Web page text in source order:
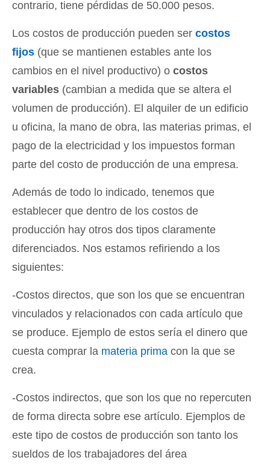
contrario, tiene pérdidas de 50.000 pesos.
Los costos de producción pueden ser costos
fijos (que se mantienen estables ante los
cambios en el nivel productivo) o costos
variables (cambian a medida que se altera el
volumen de producción). El alquiler de un edificio
u oficina, la mano de obra, las materias primas, el
pago de la electricidad y los impuestos forman
parte del costo de producción de una empresa.
Además de todo lo indicado, tenemos que
establecer que dentro de los costos de
producción hay otros dos tipos claramente
diferenciados. Nos estamos refiriendo a los
siguientes:
-Costos directos, que son los que se encuentran
vinculados y relacionados con cada artículo que
se produce. Ejemplo de estos sería el dinero que
cuesta comprar la materia prima con la que se
crea.
-Costos indirectos, que son los que no repercuten
de forma directa sobre ese artículo. Ejemplos de
este tipo de costos de producción son tanto los
sueldos de los trabajadores del área